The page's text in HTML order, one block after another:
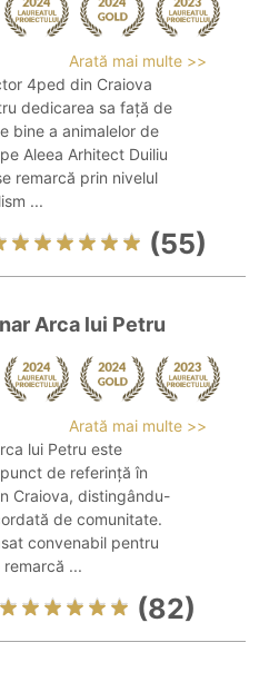
Arată mai multe >>
4ped din Craiova
dedicarea sa față de
bine a animalelor de
Aleea Arhitect Duiliu
remarcă prin nivelul
...
(55)
Arca lui Petru
Arată mai multe >>
lui Petru este
de referință în
Craiova, distingându-
de comunitate.
convenabil pentru
...
(82)